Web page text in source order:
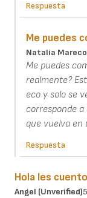
Respuesta
Me puedes
Natalia
Me puedes
realmente?
eco y solo se
corresponde a
que vuelva en
Respuesta
Hola les
Angel (unverified)